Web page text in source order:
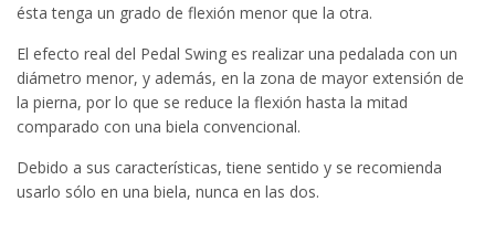
ésta tenga un grado de flexión menor que la otra.
El efecto real del Pedal Swing es realizar una pedalada con un
diámetro menor, y además, en la zona de mayor extensión de
la pierna, por lo que se reduce la flexión hasta la mitad
comparado con una biela convencional.
Debido a sus características, tiene sentido y se recomienda
usarlo sólo en una biela, nunca en las dos.